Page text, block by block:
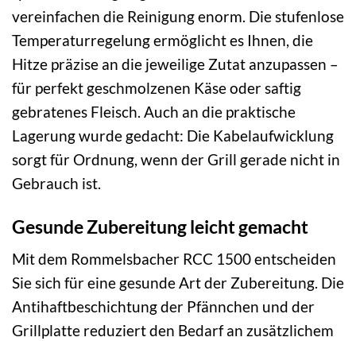
vereinfachen die Reinigung enorm. Die stufenlose
Temperaturregelung ermöglicht es Ihnen, die
Hitze präzise an die jeweilige Zutat anzupassen –
für perfekt geschmolzenen Käse oder saftig
gebratenes Fleisch. Auch an die praktische
Lagerung wurde gedacht: Die Kabelaufwicklung
sorgt für Ordnung, wenn der Grill gerade nicht in
Gebrauch ist.
Gesunde Zubereitung leicht gemacht
Mit dem Rommelsbacher RCC 1500 entscheiden
Sie sich für eine gesunde Art der Zubereitung. Die
Antihaftbeschichtung der Pfännchen und der
Grillplatte reduziert den Bedarf an zusätzlichem